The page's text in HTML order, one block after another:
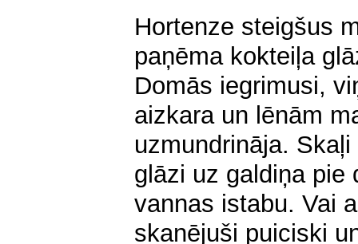
Hortenze steigšus
paņēma kokteiļa
Domās iegrimusi,
aizkara un lēnām
uzmundrināja.
glāzi uz galdiņa pie
vannas istabu. Vai
skanējuši puiciski